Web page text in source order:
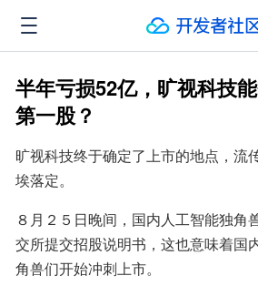
半年亏损52亿，旷视科技
第一股？
旷视科技终于确定了上市的地点，流
埃落定。
８月２５日晚间，国内人工智能独角
交所提交招股说明书，这也意味着国
角兽们开始冲刺上市。